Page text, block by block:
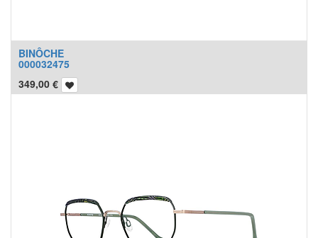
BINÔCHE
000032475
349,00 €